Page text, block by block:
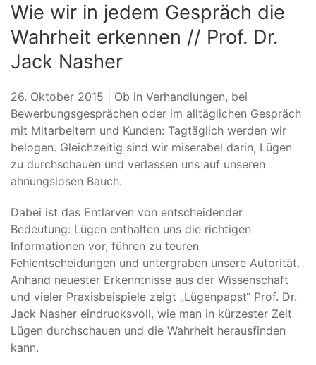
Wie wir in jedem Gespräch die
Wahrheit erkennen // Prof. Dr.
Jack Nasher
26. Oktober 2015 | Ob in Verhandlungen, bei
Bewerbungsgesprächen oder im alltäglichen Gespräch
mit Mitarbeitern und Kunden: Tagtäglich werden wir
belogen. Gleichzeitig sind wir miserabel darin, Lügen
zu durchschauen und verlassen uns auf unseren
ahnungslosen Bauch.
Dabei ist das Entlarven von entscheidender
Bedeutung: Lügen enthalten uns die richtigen
Informationen vor, führen zu teuren
Fehlentscheidungen und untergraben unsere Autorität.
Anhand neuester Erkenntnisse aus der Wissenschaft
und vieler Praxisbeispiele zeigt „Lügenpapst“ Prof. Dr.
Jack Nasher eindrucksvoll, wie man in kürzester Zeit
Lügen durchschauen und die Wahrheit herausfinden
kann.